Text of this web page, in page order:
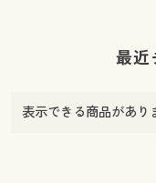
最近
表示できる商品があり